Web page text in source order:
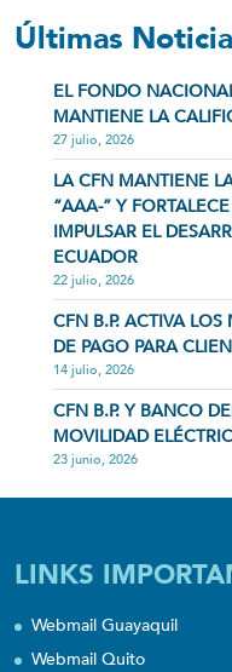
Últimas
EL FONDO
MANTIENE LA
27 julio, 2026
LA CFN MANTIENE
“AAA-” Y
IMPULSAR EL
ECUADOR
22 julio, 2026
CFN B.P. ACTIVA
DE PAGO PARA
14 julio, 2026
CFN B.P. Y BANCO
MOVILIDAD
23 junio, 2026
LINKS
Webmail Guayaquil
Webmail Quito